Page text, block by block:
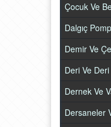
Çocuk Ve
Dalgıç
Demir Ve
Deri Ve
Dernek Ve
Dersaneler